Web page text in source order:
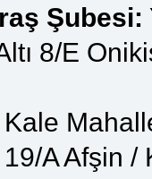
Şubesi:
8/E
Kale
A Afşin